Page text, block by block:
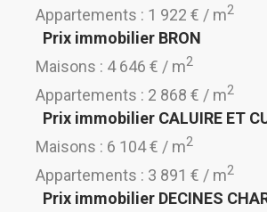
Appartements : 1 922 € / m2
Prix immobilier BRON
Maisons : 4 646 € / m2
Appartements : 2 868 € / m2
Prix immobilier CALUIRE ET
Maisons : 6 104 € / m2
Appartements : 3 891 € / m2
Prix immobilier DECINES